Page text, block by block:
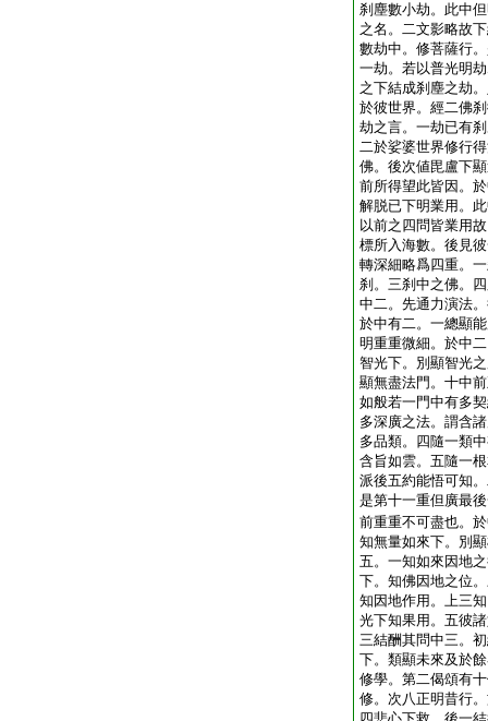
刹塵數小劫。此中
之名。二文影略故
數劫中。修菩薩行
一劫。若以普光明
之下結成刹塵之劫
於彼世界。經二佛
劫之言。一劫已有
二於娑婆世界修行
佛。後次値毘盧下
前所得望此皆因。
解脱已下明業用。
以前之四問皆業用
標所入海數。後見
轉深細略爲四重。
刹。三刹中之佛。
中二。先通力演法
於中有二。一總顯
明重重微細。於中
智光下。別顯智光
顯無盡法門。十中
如般若一門中有多
多深廣之法。謂含
多品類。四隨一類
含旨如雲。五隨一
派後五約能悟可知
是第十一重但廣最
前重重不可盡也。
知無量如來下。別
五。一知如來因地
下。知佛因地之位
知因地作用。上三
光下知果用。五彼
三結酬其問中三。
下。類顯未來及於
修學。第二偈頌有
修。次八正明昔行